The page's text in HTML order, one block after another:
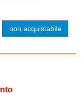
non acquistabile